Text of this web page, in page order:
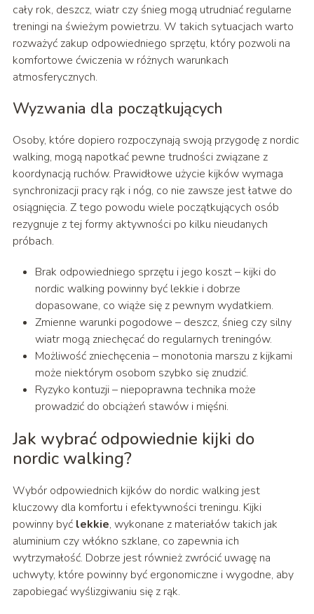
cały rok, deszcz, wiatr czy śnieg mogą utrudniać regularne
treningi na świeżym powietrzu. W takich sytuacjach warto
rozważyć zakup odpowiedniego sprzętu, który pozwoli na
komfortowe ćwiczenia w różnych warunkach
atmosferycznych.
Wyzwania dla początkujących
Osoby, które dopiero rozpoczynają swoją przygodę z nordic
walking, mogą napotkać pewne trudności związane z
koordynacją ruchów. Prawidłowe użycie kijków wymaga
synchronizacji pracy rąk i nóg, co nie zawsze jest łatwe do
osiągnięcia. Z tego powodu wiele początkujących osób
rezygnuje z tej formy aktywności po kilku nieudanych
próbach.
Brak odpowiedniego sprzętu i jego koszt – kijki do
nordic walking powinny być lekkie i dobrze
dopasowane, co wiąże się z pewnym wydatkiem.
Zmienne warunki pogodowe – deszcz, śnieg czy silny
wiatr mogą zniechęcać do regularnych treningów.
Możliwość zniechęcenia – monotonia marszu z kijkami
może niektórym osobom szybko się znudzić.
Ryzyko kontuzji – niepoprawna technika może
prowadzić do obciążeń stawów i mięśni.
Jak wybrać odpowiednie kijki do
nordic walking?
Wybór odpowiednich kijków do nordic walking jest
kluczowy dla komfortu i efektywności treningu. Kijki
powinny być lekkie, wykonane z materiałów takich jak
aluminium czy włókno szklane, co zapewnia ich
wytrzymałość. Dobrze jest również zwrócić uwagę na
uchwyty, które powinny być ergonomiczne i wygodne, aby
zapobiegać wyślizgiwaniu się z rąk.